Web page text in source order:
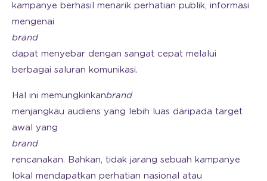
kampanye berhasil menarik perhatian publik, informasi
mengenai
brand
dapat menyebar dengan sangat cepat melalui
berbagai saluran komunikasi.
Hal ini memungkinkanbrand
menjangkau audiens yang lebih luas daripada target
awal yang
brand
rencanakan. Bahkan, tidak jarang sebuah kampanye
lokal mendapatkan perhatian nasional atau